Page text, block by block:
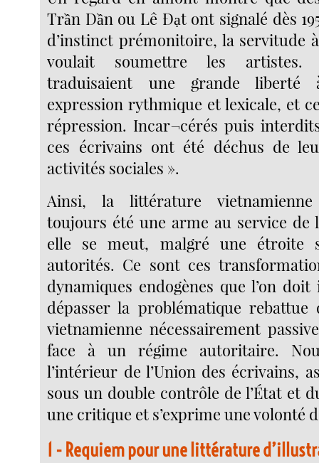
Trần Dần ou Lê Đạt ont signalé dès
d’instinct prémonitoire, la servitude
voulait soumettre les artistes.
traduisaient une grande
expression rythmique et lexicale, et
répression. Incar¬cérés puis
ces écrivains ont été déchus de
activités sociales ».
Ainsi, la littérature
toujours été une arme au service de
elle se meut, malgré une étroite
autorités. Ce sont ces
dynamiques endogènes que l’on
dépasser la problématique rebattue
vietnamienne nécessairement
face à un régime autoritaire.
l’intérieur de l’Union des écrivains,
sous un double contrôle de l’État et
une critique et s’exprime une volonté
1 - Requiem pour une littérature